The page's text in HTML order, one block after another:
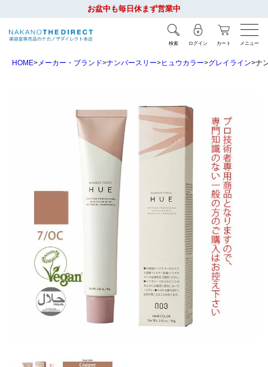
お盆中も毎日休まず営業中
検索 ログイン カート メニュー
HOME メーカー・ブランド ナンバースリー ヒュウカラー グレイライン ナ